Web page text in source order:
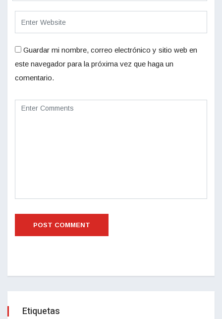
Guardar mi nombre, correo electrónico y sitio web en
este navegador para la próxima vez que haga un
comentario.
Etiquetas